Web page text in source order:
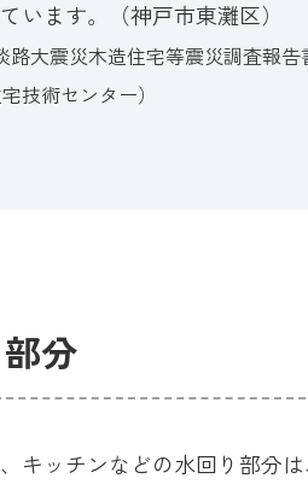
います。（神戸市東灘区）
路大震災木造住宅等震災調査報告
技術センター）
分
キッチンなどの水回り部分